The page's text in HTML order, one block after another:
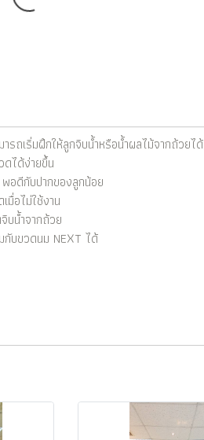
ถเริ่มฝึกให้ลูกจิบน้ำหรือน้ำผลไม้จากถ้วย
ดได้ง่ายขึ้น
อดีกับปากของลูกน้อย
มื่อไม่ใช้งาน
บน้ำจากถ้วย
กับขวดนม NEXT ได้